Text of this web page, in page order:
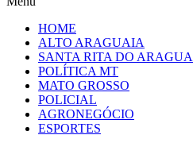
HOME
ALTO ARAGUAIA
SANTA RITA DO
POLÍTICA MT
MATO GROSSO
POLICIAL
AGRONEGÓCIO
ESPORTES